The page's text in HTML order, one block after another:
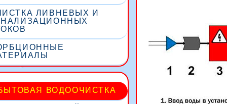
ЛИВНЕВЫХ И
ВОДООЧИСТКА